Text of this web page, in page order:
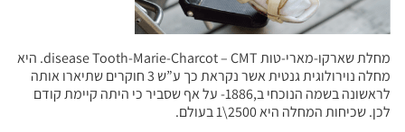
מחלת שארקו-מארי-טות disease Tooth-Marie-Charcot – CMT. היא
מחלה נוירולוגית גנטית אשר נקראת כך ע”ש 3 חוקרים שתיארו אותה
לראשונה בשמה הנוכחי ב,1886- על אף שסביר כי היתה קיימת קודם
לכן. שכיחות המחלה היא 2500\1 בעולם.